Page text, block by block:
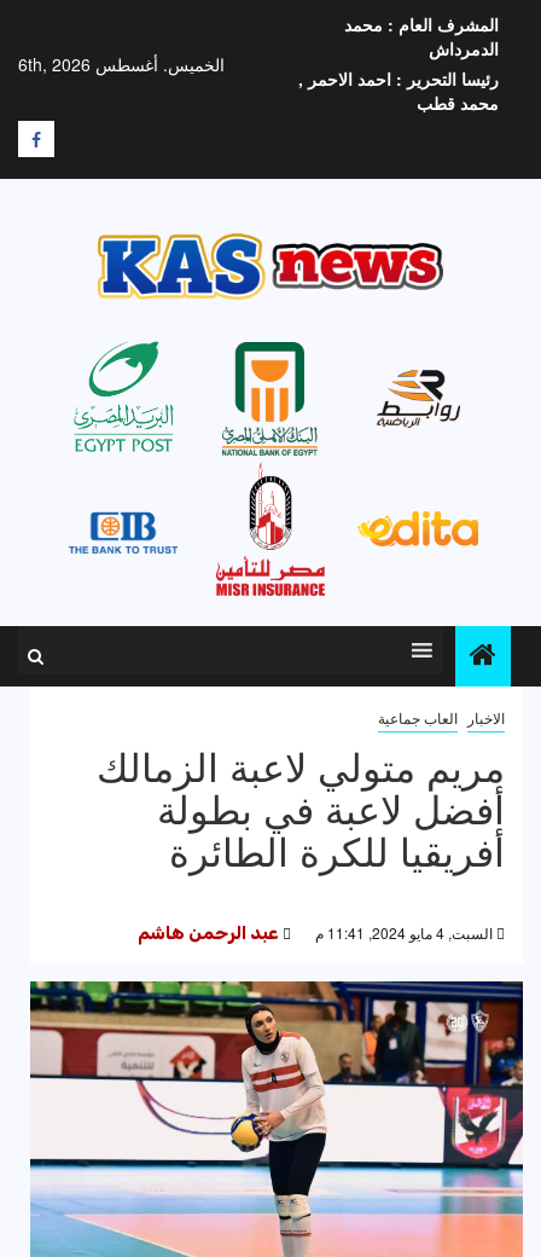
المحتوى
الخميس. أغسطس 6th, 2026
المشرف العام : محمد
الدمرداش
رئيسا التحرير : احمد الاحمر ,
محمد قطب
F
الاخبار العاب جماعية
مريم متولي لاعبة الزمالك
أفضل لاعبة في بطولة
أفريقيا للكرة الطائرة
السبت, 4 مايو 2024, 11:41 م عبد الرحمن هاشم